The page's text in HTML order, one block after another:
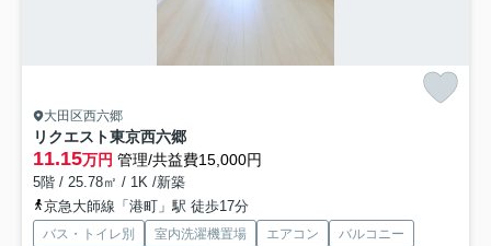
大田区西六郷
リクエスト東京西六郷
11.15万円 管理/共益費15,000円
5階 / 25.78㎡ / 1K /新築
京急大師線「港町」駅 徒歩17分
バス・トイレ別 室内洗濯機置場 エアコン
バルコニー